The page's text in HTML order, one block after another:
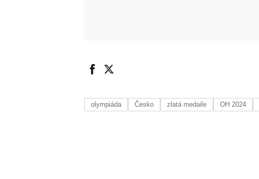
olympiáda Česko zlatá medaile OH 2024